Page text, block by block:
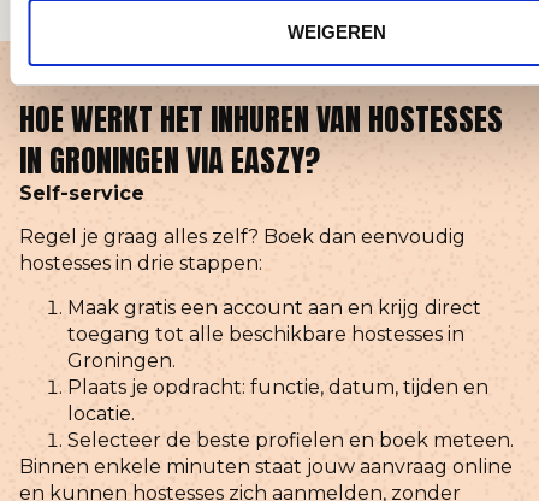
WEIGEREN
HOE WERKT HET INHUREN VAN HOSTESSES
IN GRONINGEN VIA EASZY?
Self-service
Regel je graag alles zelf? Boek dan eenvoudig
hostesses in drie stappen:
Maak gratis een account aan en krijg direct
toegang tot alle beschikbare hostesses in
Groningen.
Plaats je opdracht: functie, datum, tijden en
locatie.
Selecteer de beste profielen en boek meteen.
Binnen enkele minuten staat jouw aanvraag online
en kunnen hostesses zich aanmelden, zonder